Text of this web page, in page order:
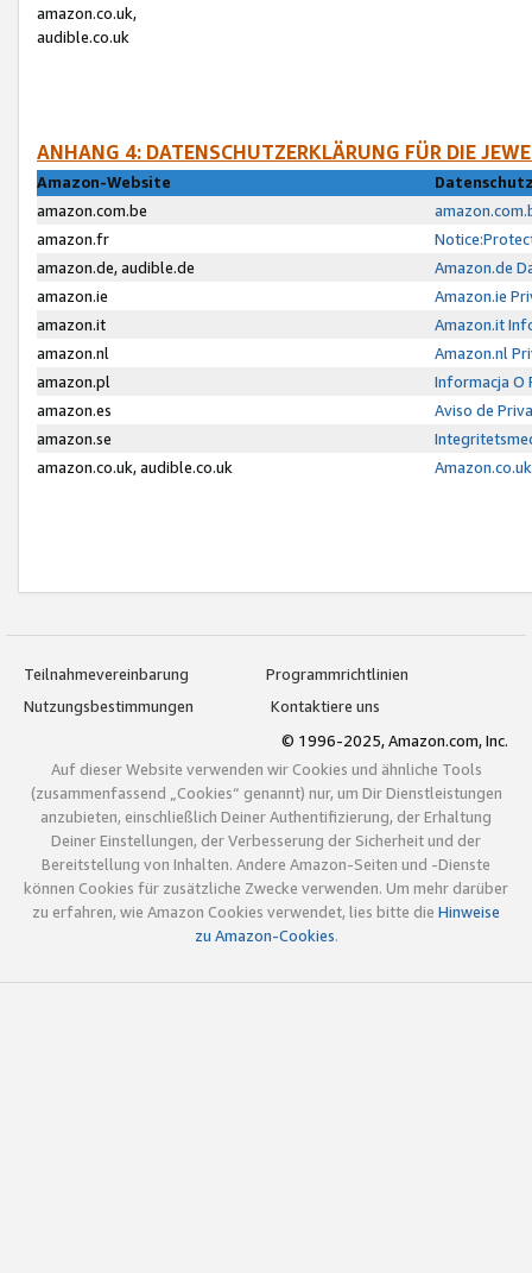
amazon.co.uk,
audible.co.uk
ANHANG 4: DATENSCHUTZERKLÄRUNG FÜR DIE
Amazon-Website
amazon.com.be
amazon.fr
amazon.de, audible.de
Amazon.de
amazon.ie
Amazon.ie
amazon.it
Amazon.it
amazon.nl
Amazon.nl
amazon.pl
Informacja O
amazon.es
Aviso de
amazon.se
amazon.co.uk, audible.co.uk
Teilnahmevereinbarung
Programmrichtlinien
Nutzungsbestimmungen
Kontaktiere uns
© 1996-2025, Amazon.com, Inc.
Auf dieser Website verwenden wir Cookies und ähnliche Tools
(zusammenfassend „Cookies“ genannt) nur, um Dir Dienstleistungen
anzubieten, einschließlich Deiner Authentifizierung, der Erhaltung
Deiner Einstellungen, der Verbesserung der Sicherheit und der
Bereitstellung von Inhalten. Andere Amazon-Seiten und -Dienste
können Cookies für zusätzliche Zwecke verwenden. Um mehr darüber
zu erfahren, wie Amazon Cookies verwendet, lies bitte die Hinweise
zu Amazon-Cookies.